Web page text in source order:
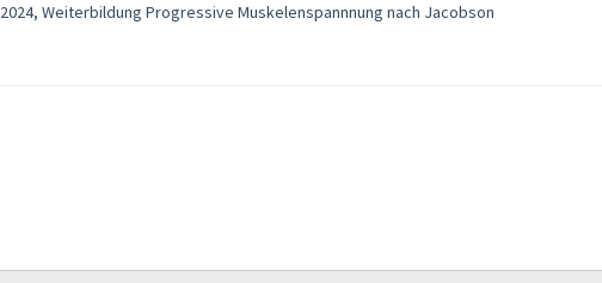
2024, Weiterbildung Progressive Muskelenspannnung nach Jacobson